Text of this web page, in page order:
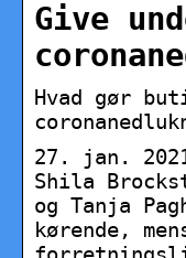
Give
Hvad gør
27. jan.
Shila
og Tanja
kørende,